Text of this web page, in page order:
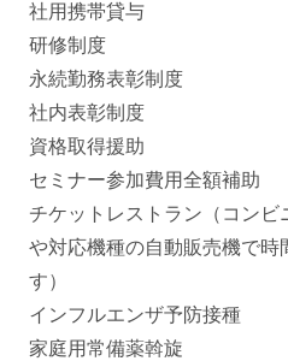
社用携帯貸与
研修制度
永続勤務表彰制度
社内表彰制度
資格取得援助
セミナー参加費用全額補助
チケットレストラン（コン
や対応機種の自動販売機で時
す）
インフルエンザ予防接種
家庭用常備薬斡旋